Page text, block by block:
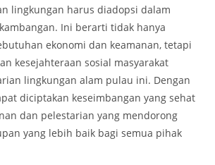
lingkungan harus diadopsi dalam
Ini berarti tidak hanya
ekonomi dan keamanan, tetapi
kesejahteraan sosial masyarakat
lingkungan alam pulau ini. Dengan
diciptakan keseimbangan yang sehat
dan pelestarian yang mendorong
yang lebih baik bagi semua pihak